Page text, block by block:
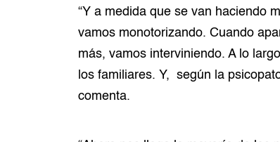
“Y a medida que se van haciendo
vamos monotorizando. Cuando
más, vamos interviniendo. A lo
los familiares. Y, según la
comenta.